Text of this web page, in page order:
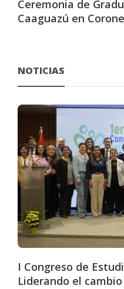
Ceremonia de
Caaguazú en
NOTICIAS
I Congreso de
Liderando el